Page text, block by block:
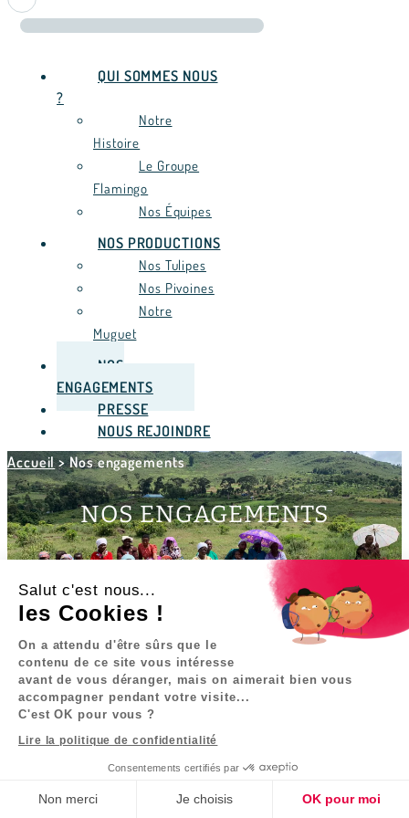
QUI SOMMES NOUS
?
Notre
Histoire
Le Groupe
Flamingo
Nos Équipes
NOS PRODUCTIONS
Nos Tulipes
Nos Pivoines
Notre
Muguet
NOS
ENGAGEMENTS
PRESSE
NOUS REJOINDRE
Accueil>Nos engagements
NOS ENGAGEMENTS
Les engagements du Groupe Bigot Fleurs
Nos engagements en Sarthe
En France également, sur notre site d’Allonnes, les projets de
environnement sont au cœur de nos préoccupations. Dès 2011
Salut c'est nous...
les Cookies !
On a attendu d'être sûrs que le
contenu de ce site vous intéresse
avant de vous déranger, mais on aimerait bien vous
accompagner pendant votre visite...
C'est OK pour vous ?
Lire la politique de confidentialité
Consentements certifiés par
Non merci Je choisis OK pour moi